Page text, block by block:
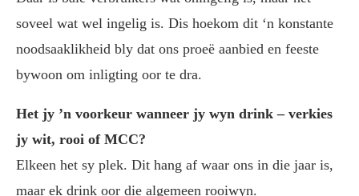
soveel wat wel ingelig is. Dis hoekom dit ‘n konstante
noodsaaklikheid bly dat ons proeë aanbied en feeste
bywoon om inligting oor te dra.
Het jy ’n voorkeur wanneer jy wyn drink – verkies
jy wit, rooi of MCC?
Elkeen het sy plek. Dit hang af waar ons in die jaar is,
maar ek drink oor die algemeen rooiwyn.